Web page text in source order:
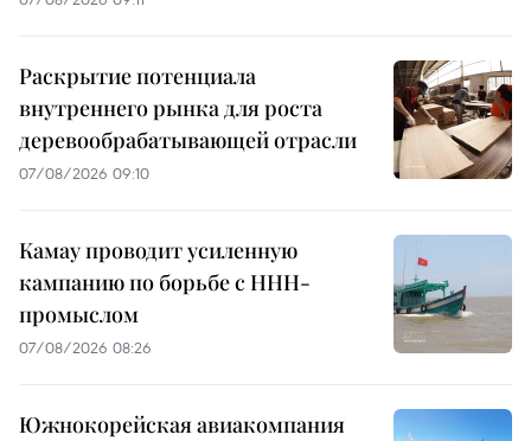
Раскрытие потенциала
внутреннего рынка для роста
деревообрабатывающей отрасли
07/08/2026 09:10
Камау проводит усиленную
кампанию по борьбе с ННН-
промыслом
07/08/2026 08:26
Южнокорейская авиакомпания